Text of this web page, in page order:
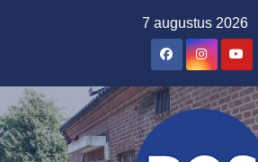
inhoud
7 augustus 2026